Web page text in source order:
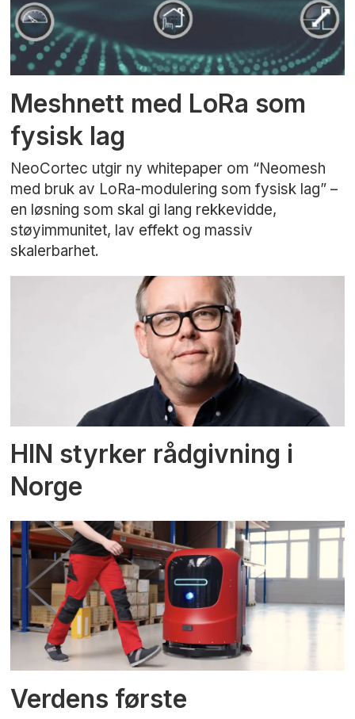
Meshnett med LoRa som
fysisk lag
NeoCortec utgir ny whitepaper om “Neomesh
med bruk av LoRa-modulering som fysisk lag” –
en løsning som skal gi lang rekkevidde,
støyimmunitet, lav effekt og massiv
skalerbarhet.
HIN styrker rådgivning i
Norge
Verdens første